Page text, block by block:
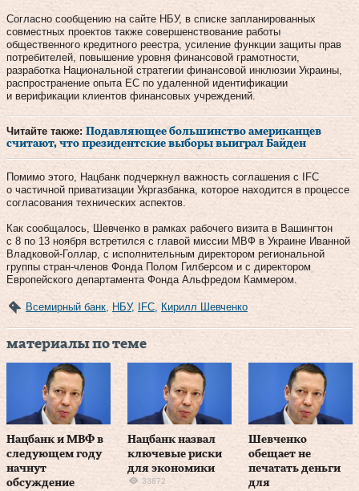
Согласно сообщению на сайте НБУ, в списке запланированных
совместных проектов также совершенствование работы
общественного кредитного реестра, усиление функции защиты прав
потребителей, повышение уровня финансовой грамотности,
разработка Национальной стратегии финансовой инклюзии Украины,
распространение опыта ЕС по удаленной идентификации
и верификации клиентов финансовых учреждений.
Читайте также: Подавляющее большинство американцев
считают, что президентские выборы выиграл Байден
Помимо этого, Нацбанк подчеркнул важность соглашения с IFC
о частичной приватизации Укргазбанка, которое находится в процессе
согласования технических аспектов.
Как сообщалось, Шевченко в рамках рабочего визита в Вашингтон
с 8 по 13 ноября встретился с главой миссии МВФ в Украине Иванной
Владковой-Голлар, с исполнительным директором региональной
группы стран-членов Фонда Полом Гилберсом и с директором
Европейского департамента Фонда Альфредом Каммером.
Всемирный банк НБУ, IFC Кирилл Шевченко
материалы по теме
Нацбанк и МВФ в
следующем году
начнут
обсуждение
Нацбанк назвал
ключевые риски
для экономики
33872
Шевченко
обещает не
печатать деньги
для